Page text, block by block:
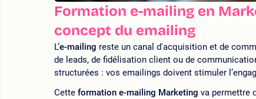
Formation e-mailing en
concept du emailing
L’e-mailing reste un canal d'acquisition et de
de leads, de fidélisation client ou de
structurées : vos emailings doivent stimuler
Cette formation e-mailing Marketing va permettre